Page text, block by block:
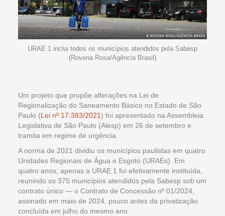
URAE 1 inclui todos os municípios atendidos pela Sabesp
(Rovena Rosa/Agência Brasil)
Um projeto que propõe alterações na Lei de
Regionalização do Saneamento Básico no Estado de São
Paulo (Lei nº 17.383/2021) foi apresentado na Assembleia
Legislativa de São Paulo (Alesp) em 26 de setembro e
tramita em regime de urgência.
A norma de 2021 dividiu os municípios paulistas em quatro
Unidades Regionais de Água e Esgoto (URAEs). Em
quatro anos, apenas a URAE 1 foi efetivamente instituída,
reunindo os 375 municípios atendidos pela Sabesp sob um
contrato único — o Contrato de Concessão nº 01/2024,
assinado em maio de 2024, pouco antes da privatização
concluída em julho do mesmo ano.